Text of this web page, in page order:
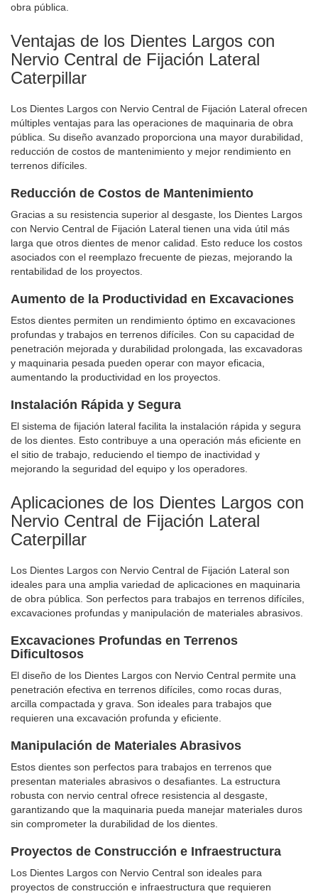
obra pública.
Ventajas de los Dientes Largos con
Nervio Central de Fijación Lateral
Caterpillar
Los Dientes Largos con Nervio Central de Fijación Lateral ofrecen
múltiples ventajas para las operaciones de maquinaria de obra
pública. Su diseño avanzado proporciona una mayor durabilidad,
reducción de costos de mantenimiento y mejor rendimiento en
terrenos difíciles.
Reducción de Costos de Mantenimiento
Gracias a su resistencia superior al desgaste, los Dientes Largos
con Nervio Central de Fijación Lateral tienen una vida útil más
larga que otros dientes de menor calidad. Esto reduce los costos
asociados con el reemplazo frecuente de piezas, mejorando la
rentabilidad de los proyectos.
Aumento de la Productividad en Excavaciones
Estos dientes permiten un rendimiento óptimo en excavaciones
profundas y trabajos en terrenos difíciles. Con su capacidad de
penetración mejorada y durabilidad prolongada, las excavadoras
y maquinaria pesada pueden operar con mayor eficacia,
aumentando la productividad en los proyectos.
Instalación Rápida y Segura
El sistema de fijación lateral facilita la instalación rápida y segura
de los dientes. Esto contribuye a una operación más eficiente en
el sitio de trabajo, reduciendo el tiempo de inactividad y
mejorando la seguridad del equipo y los operadores.
Aplicaciones de los Dientes Largos con
Nervio Central de Fijación Lateral
Caterpillar
Los Dientes Largos con Nervio Central de Fijación Lateral son
ideales para una amplia variedad de aplicaciones en maquinaria
de obra pública. Son perfectos para trabajos en terrenos difíciles,
excavaciones profundas y manipulación de materiales abrasivos.
Excavaciones Profundas en Terrenos
Dificultosos
El diseño de los Dientes Largos con Nervio Central permite una
penetración efectiva en terrenos difíciles, como rocas duras,
arcilla compactada y grava. Son ideales para trabajos que
requieren una excavación profunda y eficiente.
Manipulación de Materiales Abrasivos
Estos dientes son perfectos para trabajos en terrenos que
presentan materiales abrasivos o desafiantes. La estructura
robusta con nervio central ofrece resistencia al desgaste,
garantizando que la maquinaria pueda manejar materiales duros
sin comprometer la durabilidad de los dientes.
Proyectos de Construcción e Infraestructura
Los Dientes Largos con Nervio Central son ideales para
proyectos de construcción e infraestructura que requieren